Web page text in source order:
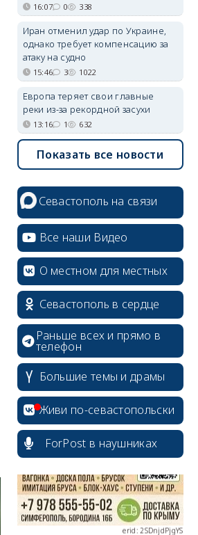
16:07 0 338
Иран отменил удар по Украине,
однако требует компенсацию за
атаку на судно
15:46 3 1022
Европа теряет свои главные
реки из-за рекордной засухи
13:16 1 632
Показать все новости
Севастополь на связи
Все наши Видео
О местном для местных
Севастополь в сердце
Раньше всех и прямо в
телефон
Большие темы и драмы
Живи по-севастопольски
ForPost в наушниках
erid: 2SDnjcrDNw6
erid: 2SDnjdPjgYS